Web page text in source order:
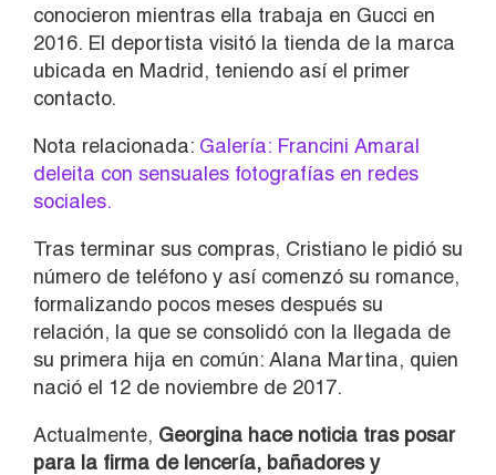
conocieron mientras ella trabaja en Gucci en
2016. El deportista visitó la tienda de la marca
ubicada en Madrid, teniendo así el primer
contacto.
Nota relacionada: Galería: Francini Amaral
deleita con sensuales fotografías en redes
sociales.
Tras terminar sus compras, Cristiano le pidió su
número de teléfono y así comenzó su romance,
formalizando pocos meses después su
relación, la que se consolidó con la llegada de
su primera hija en común: Alana Martina, quien
nació el 12 de noviembre de 2017.
Actualmente, Georgina hace noticia tras posar
para la firma de lencería, bañadores y